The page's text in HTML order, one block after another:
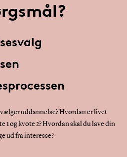
uddannelse? Hvordan er livet
1 og kvote 2? Hvordan skal du lave din
ud fra interesse?